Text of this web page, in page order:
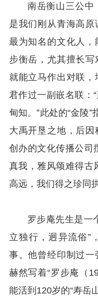
南岳衡山三公中
是我们刚从青海高
最为知名的文化人
步衡岳，尤其擅长
就能立马作出对联
君作过一副嵌名联：
甸知。”此处的“金陵”
大禹开垦之地，后
创办的文化传播公司
真我，雅风颂难得古
高远，我们得之珍同
罗步庵先生是一
立独行，迥异流俗”
事。他曾经印制过一
赫然写着“罗步庵（
能活到120岁的“寿岳